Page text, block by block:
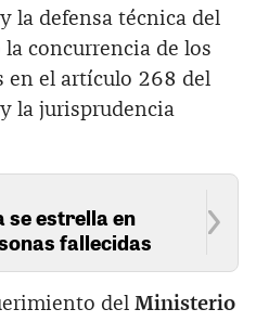
la defensa técnica del
concurrencia de los
en el artículo 268 del
la jurisprudencia
estrella en
fallecidas
del Ministerio